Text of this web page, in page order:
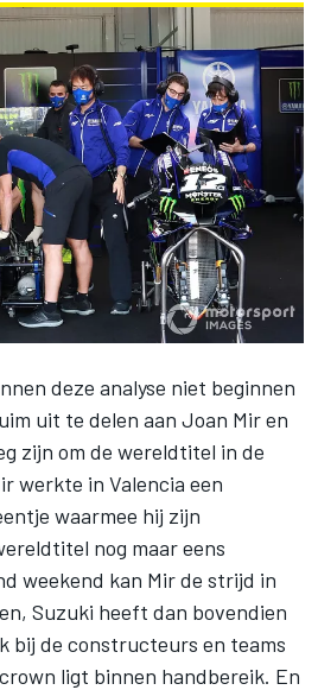
deze analyse niet beginnen
uit te delen aan Joan Mir en
zijn om de wereldtitel in de
werkte in Valencia een
waarmee hij zijn
nog maar eens
weekend kan Mir de strijd in
Suzuki heeft dan bovendien
bij de constructeurs en teams
ligt binnen handbereik. En